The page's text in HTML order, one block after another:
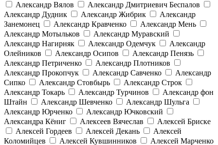
Александр Вялов
Александр Дмитриевич Беспалов
Александр Дудник
Александр Жибрик
Александр
Занемонец
Александр Кравченко
Александр Мень
Александр Мотыльков
Александр Муравский
Александр Нагирняк
Александр Одемчук
Александр
Олейников
Александр Осипов
Александр Пенязь
Александр Петриченко
Александр Плотников
Александр Прокопчук
Александр Савченко
Александр
Сипко
Александр Стовбырь
Александр Строк
Александр Токарь
Александр Турчинов
Александр фон
Штайн
Александр Шевченко
Александр Шульга
Александр Юрченко
Александр Ючковский
Александра Кёниг
Алексеев Вячеслав
Алексей Бриске
Алексей Гордеев
Алексей Декань
Алексей
Коломийцев
Алексей Кувшинников
Алексей Марченко